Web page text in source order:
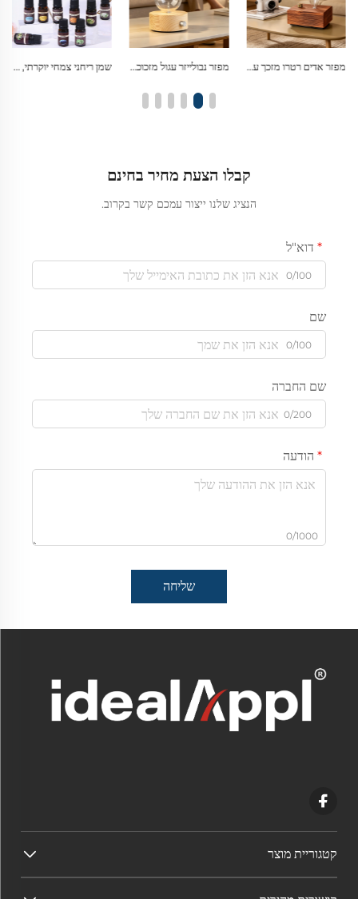
מפזר נבולייזר עגול מזכוכית בורוסיליקט עם תאורת LED חמה ופונקציית נוי שמן ריחני צמחי יוקרתי, שמן אטרי איכותי לאדריכלות פנים ולאווירה בסגנון מלון מפזר שמן עצי ניחוח עגול מזכוכית עץ מלא
קבלו הצעת מחיר בחינם
הנציג שלנו ייצור עמכם קשר בקרוב.
דוא"ל
0/100
שם
0/100
שם החברה
0/200
הודעה
0/1000
שליחה
קטגוריית מוצר